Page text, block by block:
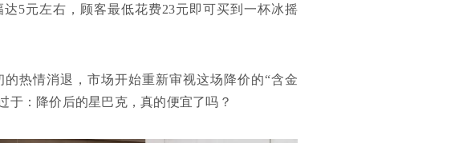
5元左右，顾客最低花费23元即可买到一杯冰摇
热情消退，市场开始重新审视这场降价的“含金
于：降价后的星巴克，真的便宜了吗？